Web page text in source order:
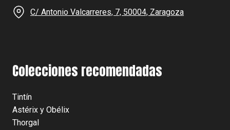
C/ Antonio Valcarreres, 7, 50004, Zaragoza
Colecciones recomendadas
Tintín
Astérix y Obélix
Thorgal